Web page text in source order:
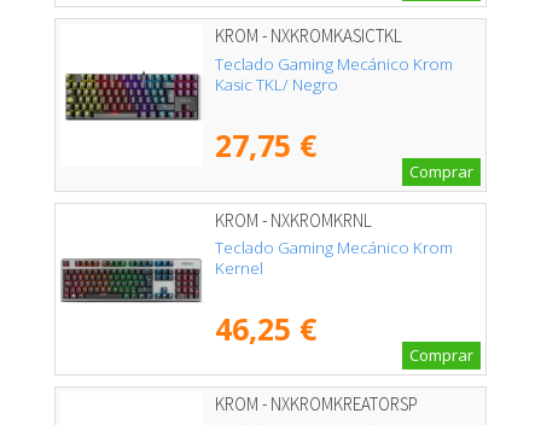
KROM - NXKROMKASICTKL
Teclado Gaming Mecánico Krom
Kasic TKL/ Negro
27,75 €
Comprar
KROM - NXKROMKRNL
Teclado Gaming Mecánico Krom
Kernel
46,25 €
Comprar
KROM - NXKROMKREATORSP